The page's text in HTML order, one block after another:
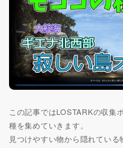
この記事ではLOSTARKの収集
種を集めていきます。
見つけやすい物から隠れてい